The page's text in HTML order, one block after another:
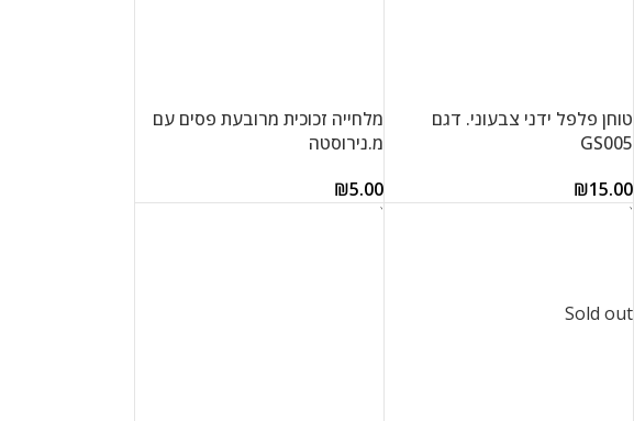
טוחן פלפל ידני צבעוני. דגם
GS005
₪15.00
הוספה לסל
מלחייה זכוכית מרובעת פסים עם
מ.נירוסטה
₪5.00
הוספה לסל
Sold out